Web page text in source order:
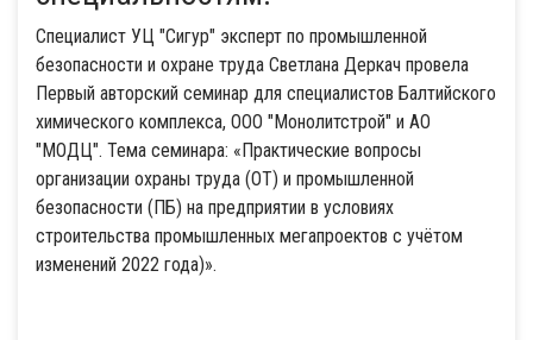
Специалист УЦ "Сигур" эксперт по промышленной
безопасности и охране труда Светлана Деркач провела
Первый авторский семинар для специалистов Балтийского
химического комплекса, ООО "Монолитстрой" и АО
"МОДЦ". Тема семинара: «Практические вопросы
организации охраны труда (ОТ) и промышленной
безопасности (ПБ) на предприятии в условиях
строительства промышленных мегапроектов с учётом
изменений 2022 года)».